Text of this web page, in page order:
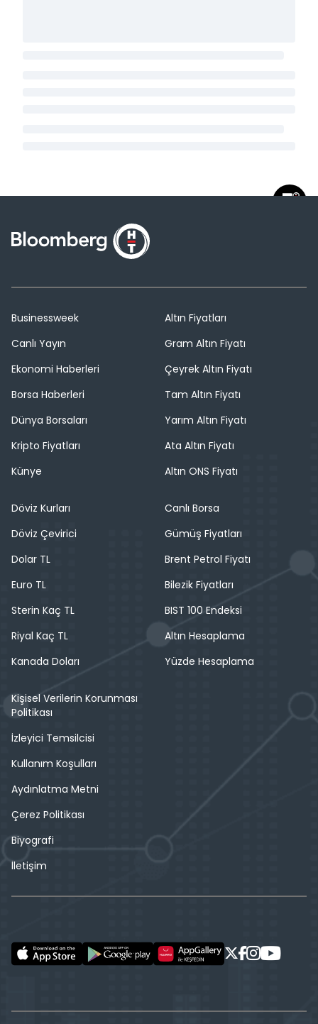
Businessweek
Canlı Yayın
Ekonomi Haberleri
Borsa Haberleri
Dünya Borsaları
Kripto Fiyatları
Künye
Altın Fiyatları
Gram Altın Fiyatı
Çeyrek Altın Fiyatı
Tam Altın Fiyatı
Yarım Altın Fiyatı
Ata Altın Fiyatı
Altın ONS Fiyatı
Döviz Kurları
Döviz Çevirici
Dolar TL
Euro TL
Sterin Kaç TL
Riyal Kaç TL
Kanada Doları
Canlı Borsa
Gümüş Fiyatları
Brent Petrol Fiyatı
Bilezik Fiyatları
BIST 100 Endeksi
Altın Hesaplama
Yüzde Hesaplama
Kişisel Verilerin Korunması
Politikası
İzleyici Temsilcisi
Kullanım Koşulları
Aydınlatma Metni
Çerez Politikası
Biyografi
İletişim